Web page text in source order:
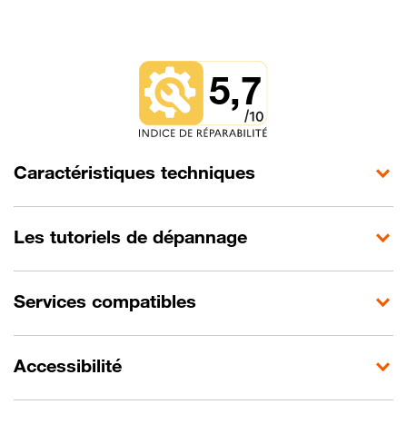
5,7
Caractéristiques techniques
Les tutoriels de dépannage
Services compatibles
Accessibilité